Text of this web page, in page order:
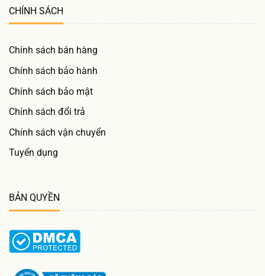
CHÍNH SÁCH
Chính sách bán hàng
Chính sách bảo hành
Chính sách bảo mật
Chính sách đổi trả
Chính sách vận chuyển
Tuyển dụng
BẢN QUYỀN